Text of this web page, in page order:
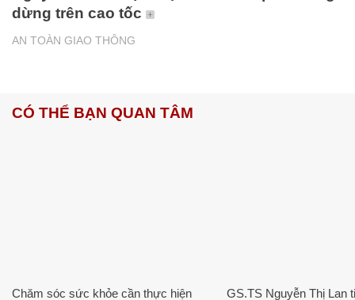
AN TOÀN GIAO THÔNG
dừng trên cao tốc
CÓ THỂ BẠN QUAN TÂM
Chăm sóc sức khỏe cần thực hiện GS.TS Nguyễn Thị Lan